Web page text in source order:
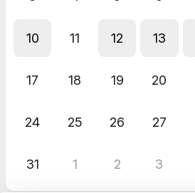
10 11 12 13
17 18 19 20
24 25 26 27
31 1 2 3